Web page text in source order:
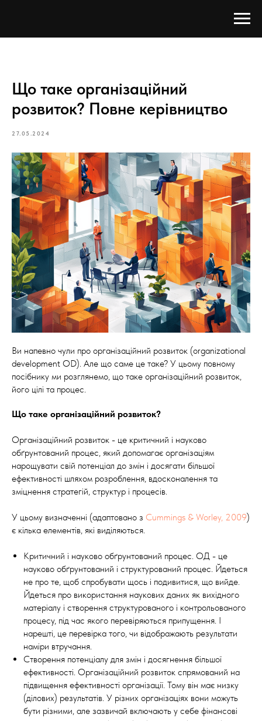
Що таке організаційний
розвиток? Повне керівництво
27.05.2024
Ви напевно чули про організаційний розвиток (organizational
development OD). Але що саме це таке? У цьому повному
посібнику ми розглянемо, що таке організаційний розвиток,
його цілі та процес.
Що таке організаційний розвиток?
Організаційний розвиток - це критичний і науково
обґрунтований процес, який допомагає організаціям
нарощувати свій потенціал до змін і досягати більшої
ефективності шляхом розроблення, вдосконалення та
зміцнення стратегій, структур і процесів.
У цьому визначенні (адаптовано з Cummings & Worley, 2009)
є кілька елементів, які виділяються.
Критичний і науково обґрунтований процес. ОД - це
науково обґрунтований і структурований процес. Йдеться
не про те, щоб спробувати щось і подивитися, що вийде.
Йдеться про використання наукових даних як вихідного
матеріалу і створення структурованого і контрольованого
процесу, під час якого перевіряються припущення. І
нарешті, це перевірка того, чи відображають результати
наміри втручання.
Створення потенціалу для змін і досягнення більшої
ефективності. Організаційний розвиток спрямований на
підвищення ефективності організації. Тому він має низку
(ділових) результатів. У різних організаціях вони можуть
бути різними, але зазвичай включають у себе фінансові